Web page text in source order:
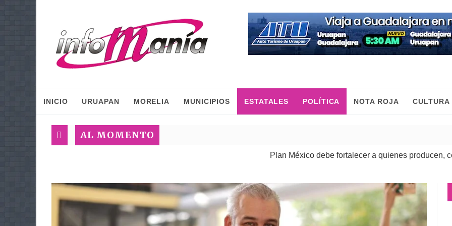
INICIO URUAPAN MORELIA MUNICIPIOS ESTATALES POLÍTICA NOTA ROJA CULTURA
AL MOMENTO
Plan México debe fortalecer a quienes producen, comercian y mueven la